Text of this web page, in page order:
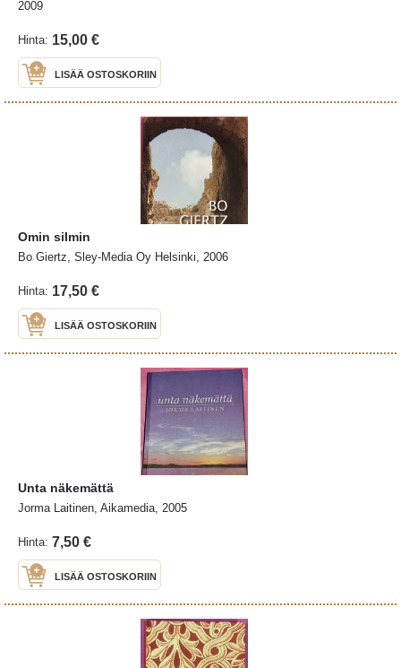
2009
Hinta: 15,00 €
LISÄÄ OSTOSKORIIN
Omin silmin
Bo Giertz, Sley-Media Oy Helsinki, 2006
Hinta: 17,50 €
LISÄÄ OSTOSKORIIN
Unta näkemättä
Jorma Laitinen, Aikamedia, 2005
Hinta: 7,50 €
LISÄÄ OSTOSKORIIN